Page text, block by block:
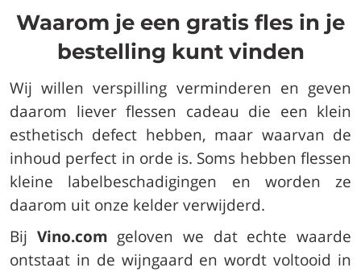
Waarom je een gratis fles in je
bestelling kunt vinden
Wij willen verspilling verminderen en geven
daarom liever flessen cadeau die een klein
esthetisch defect hebben, maar waarvan de
inhoud perfect in orde is. Soms hebben flessen
kleine labelbeschadigingen en worden ze
daarom uit onze kelder verwijderd.
Bij Vino.com geloven we dat echte waarde
ontstaat in de wijngaard en wordt voltooid in